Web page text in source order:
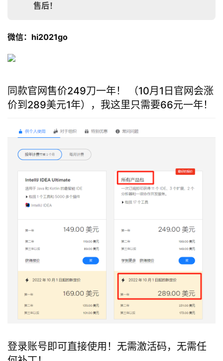
售后！
微信：hi2021go
同款官网售价249刀一年！ （10月1日官网会涨
价到289美元1年），我这里只需要66元一年！
登录账号即可直接使用！无需激活码，无需任